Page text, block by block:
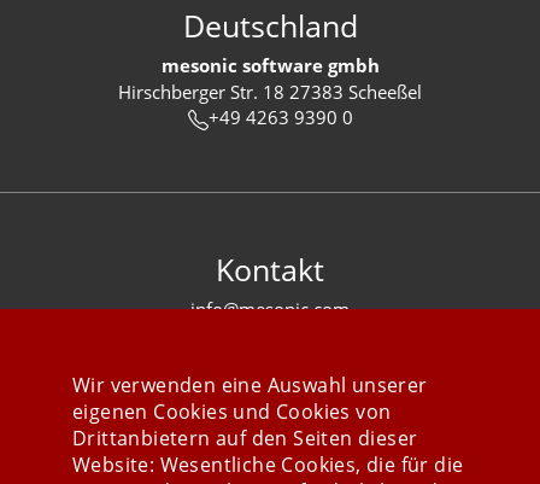
Deutschland
mesonic software gmbh
Hirschberger Str. 18 27383 Scheeßel
+49 4263 9390 0
Kontakt
info@mesonic.com
Wir verwenden eine Auswahl unserer
eigenen Cookies und Cookies von
Drittanbietern auf den Seiten dieser
Website: Wesentliche Cookies, die für die